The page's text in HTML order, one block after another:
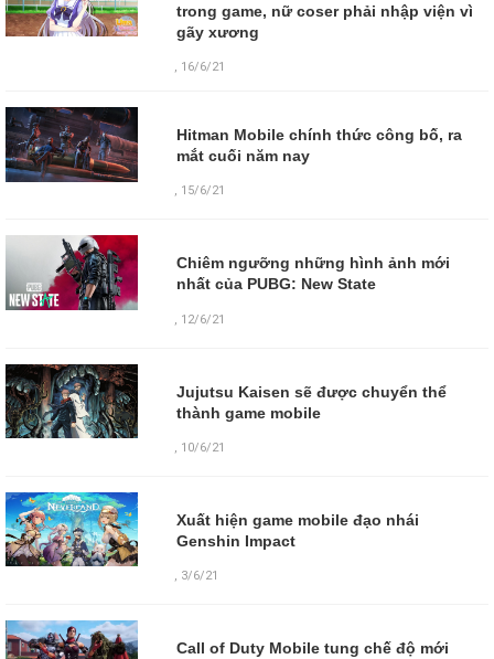
trong game, nữ coser phải nhập viện vì
gãy xương
, 16/6/21
Hitman Mobile chính thức công bố, ra
mắt cuối năm nay
, 15/6/21
Chiêm ngưỡng những hình ảnh mới
nhất của PUBG: New State
12/6/21
Jujutsu Kaisen sẽ được chuyển thể
thành game mobile
, 10/6/21
Xuất hiện game mobile đạo nhái
Genshin Impact
, 3/6/21
Call of Duty Mobile tung chế độ mới